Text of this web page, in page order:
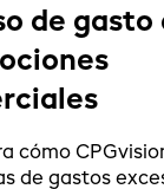
de gasto
cómo
de gastos